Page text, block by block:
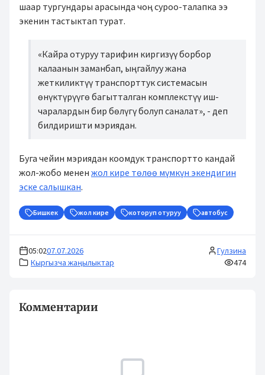
шаар тургундары арасында чоң суроо-талапка ээ
экенин тастыктап турат.
«Кайра отуруу тарифин киргизүү борбор
калаанын заманбап, ыңгайлуу жана
жеткиликтүү транспорттук системасын
өнүктүрүүгө багытталган комплекстүү иш-
чаралардын бир бөлүгү болуп саналат», - деп
билдиришти мэриядан.
Буга чейин мэриядан коомдук транспортто кандай
жол-жобо менен жол кире төлөө мүмкүн экендигин
эске салышкан.
Бишкек жол кире которуп отуруу автобус
05:0207.07.2026
Кыргызча жаңылыктар
Гулзина
474
Комментарии